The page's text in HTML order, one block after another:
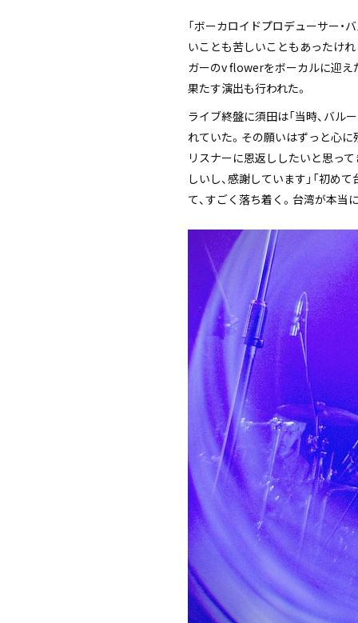
「ボーカロイドプロデューサー
いことも苦しいこともあったけれ
ガーのv flowerをボーカルに迎え
果たす演出も行われた。
ライブ終盤に須田は「当時、バル
れていた。その願いはずっと心に
リスナーに恩返ししたいと思っ
しいし、感謝しています」「初
て、すごく落ち着く。台湾が本当